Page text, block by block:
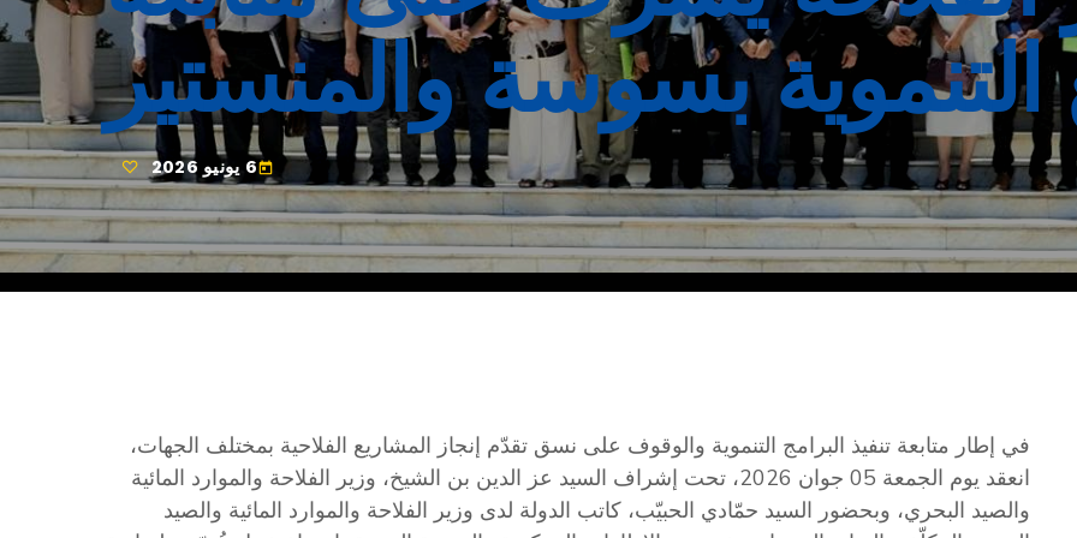
التنموية بسوسة والمنستير
today6 يونيو 2026
في إطار متابعة تنفيذ البرامج التنموية والوقوف على نسق تقدّم إنجاز المشاريع الفلاحية بمختلف الجهات،
انعقد يوم الجمعة 05 جوان 2026، تحت إشراف السيد عز الدين بن الشيخ، وزير الفلاحة والموارد المائية
والصيد البحري، وبحضور السيد حمّادي الحبيّب، كاتب الدولة لدى وزير الفلاحة والموارد المائية والصيد